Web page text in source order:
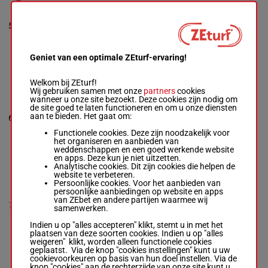
5
3s 12s Ts 2s
5s (20) As 3s
6
SIMBA DE TEILLEE
Foucher J.-
Gouyette S.
4s 6s 3s 5s 4s 4s
3s 4s (22) 7s 8s 6s
R/1366 kg
4s 6s 3s 5s
4s 4s 3s 4s
6s
7
HERMES SACRE NS
Besnard Mme Mar.
Leenders E&g.
(22) Tc Dc 4s 2s 5s
6s 2s 4s (21) 7h 8h
R/7 65 kg
(22) Tc Dc 4s
2s 5s 6s 2s
GRACIEUSE
Geniet van een optimale ZEturf-ervaring!
Welkom bij ZEturf!
Wij gebruiken samen met onze partnerscookies
wanneer u onze site bezoekt. Deze cookies zijn nodig om
de site goed te laten functioneren en om u onze diensten
aan te bieden. Het gaat om:
Functionele cookies. Deze zijn noodzakelijk voor
het organiseren en aanbieden van
weddenschappen en een goed werkende website
en apps. Deze kun je niet uitzetten.
Analytische cookies. Dit zijn cookies die helpen de
website te verbeteren.
Persoonlijke cookies. Voor het aanbieden van
persoonlijke aanbiedingen op website en apps
van ZEbet en andere partijen waarmee wij
samenwerken.
Indien u op "alles accepteren" klikt, stemt u in met het
plaatsen van deze soorten cookies. Indien u op "alles
weigeren" klikt, worden alleen functionele cookies
geplaatst. Via de knop "cookies instellingen" kunt u uw
cookievoorkeuren op basis van hun doel instellen. Via de